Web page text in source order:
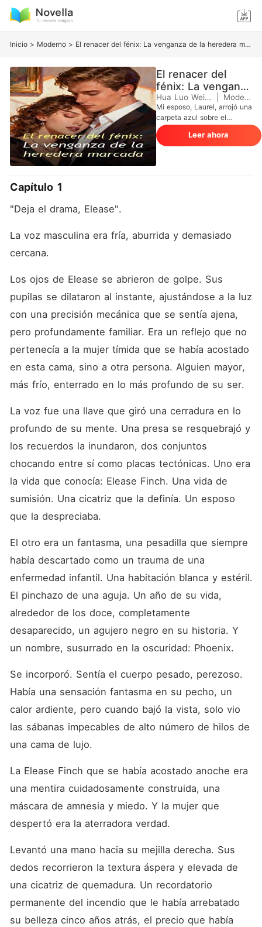
Inicio > Moderno > El renacer del fénix: La venganza de la heredera marcada
El renacer del
fénix: La venganza
de la heredera
marcada
Hua Luo Wei Qie Moderno
Mi esposo, Laurel, arrojó una
carpeta azul sobre el
edredón de seda sin siquiera
mirarme a la cara. Nunca
soportaba ver la cicatriz de
Esperaba las lágrimas y las
súplicas habituales de
desesperadamente. Me
ofreció cinco millones de
dólares, no como regalo,
silencio. -Compra una casa
pequeña en el norte y
esconde esa cara donde
nadie tenga que verla de
desprecio. Mientras tanto, mi
teléfono vibraba con
mensajes de mi padre. Me
matrimonio, no me molestara
en volver a casa; sin el
dinero de Laurel, yo era
inútil para la familia que
permitió que mi hermanastra
me desfigurara cuando era
niña. Sentí el eco del dolor
de la antigua dueña de este
cuerpo, la traición de ser
desechada como basura.
en esta cama hoy ya no es
Gorrión. El pánico ha sido
reemplazado por un silencio
divorcio con un trazo
agresivo y rechacé su dinero
sucio. -Me voy con las
manos limpias -le dije, antes
una vieja bolsa de lona. En
la acera, saqué mi teléfono y
accedí a una partición
el "Protocolo SkyNet". En
doce segundos, desvié
quinientos millones de
dólares de cuentas ilegales
control. Ahora, vestida con
los Finch. Creen que van a
repudiada. No tienen idea de
que acaban de invitar a un
depredador a su mesa.
Leer ahora
Capítulo 1
"Deja el drama, Elease".
La voz masculina era fría, aburrida y demasiado
cercana.
Los ojos de Elease se abrieron de golpe. Sus
pupilas se dilataron al instante, ajustándose a la luz
con una precisión mecánica que se sentía ajena,
pero profundamente familiar. Era un reflejo que no
pertenecía a la mujer tímida que se había acostado
en esta cama, sino a otra persona. Alguien mayor,
más frío, enterrado en lo más profundo de su ser.
La voz fue una llave que giró una cerradura en lo
profundo de su mente. Una presa se resquebrajó y
los recuerdos la inundaron, dos conjuntos
chocando entre sí como placas tectónicas. Uno era
la vida que conocía: Elease Finch. Una vida de
sumisión. Una cicatriz que la definía. Un esposo
que la despreciaba.
El otro era un fantasma, una pesadilla que siempre
había descartado como un trauma de una
enfermedad infantil. Una habitación blanca y estéril.
El pinchazo de una aguja. Un año de su vida,
alrededor de los doce, completamente
desaparecido, un agujero negro en su historia. Y
un nombre, susurrado en la oscuridad: Phoenix.
Se incorporó. Sentía el cuerpo pesado, perezoso.
Había una sensación fantasma en su pecho, un
calor ardiente, pero cuando bajó la vista, solo vio
las sábanas impecables de alto número de hilos de
una cama de lujo.
La Elease Finch que se había acostado anoche era
una mentira cuidadosamente construida, una
máscara de amnesia y miedo. Y la mujer que
despertó era la aterradora verdad.
Levantó una mano hacia su mejilla derecha. Sus
dedos recorrieron la textura áspera y elevada de
una cicatriz de quemadura. Un recordatorio
permanente del incendio que le había arrebatado
su belleza cinco años atrás, el precio que había